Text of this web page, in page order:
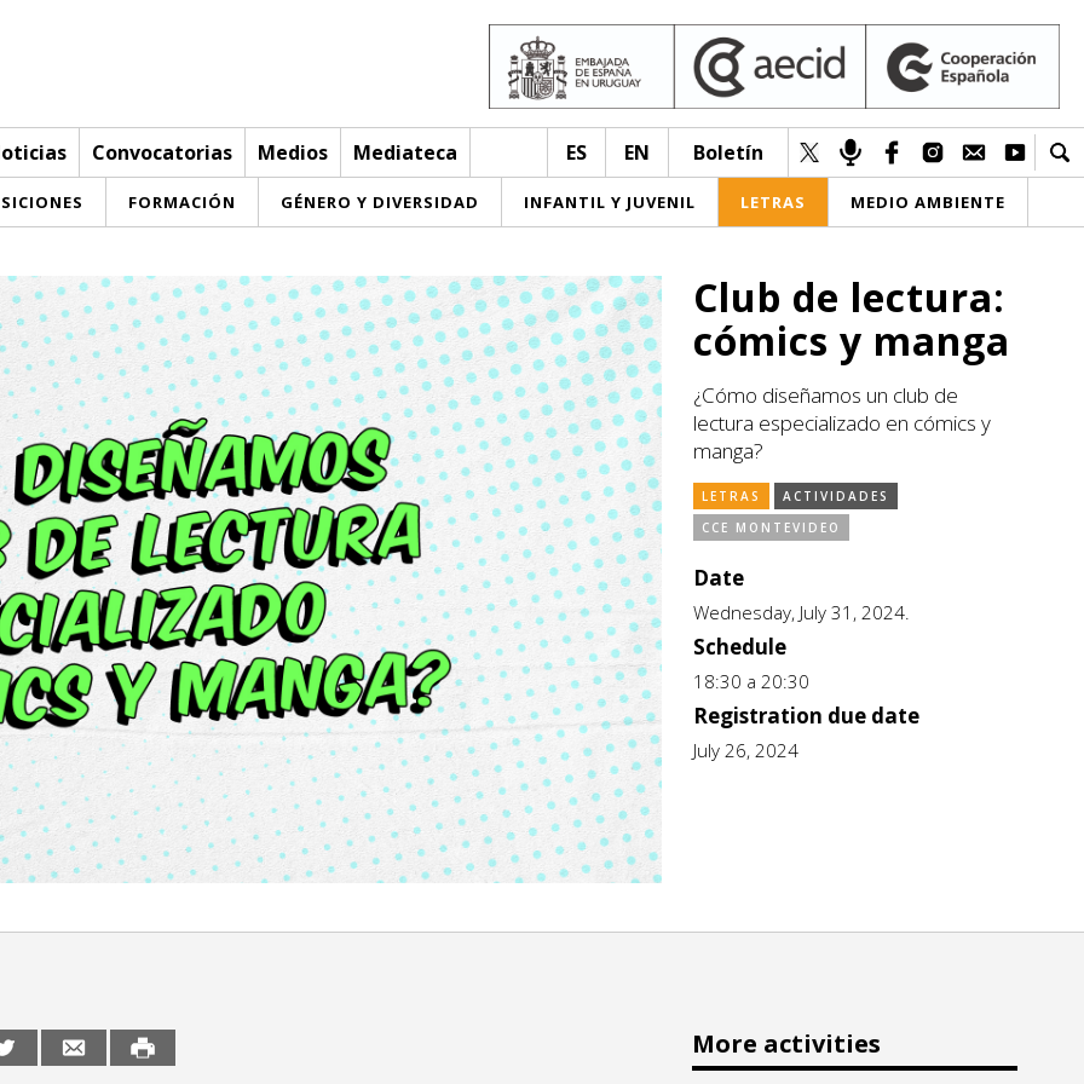
Convocatorias Medios Mediateca ES EN Boletín
FORMACIÓN GÉNERO Y DIVERSIDAD INFANTIL Y JUVENIL LETRAS MEDIO AMBIENTE
Club de lectura:
cómics y manga
¿Cómo diseñamos un club de
lectura especializado en cómics y
manga?
LETRAS
ACTIVIDADES
CCE MONTEVIDEO
Date
Wednesday, July 31, 2024.
Schedule
18:30 a 20:30
Registration due date
July 26, 2024
More activities